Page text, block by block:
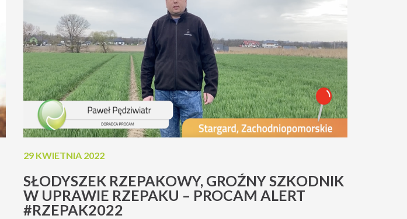
29 KWIETNIA 2022
SŁODYSZEK RZEPAKOWY, GROŹNY SZKODNIK
W UPRAWIE RZEPAKU – PROCAM ALERT
#RZEPAK2022